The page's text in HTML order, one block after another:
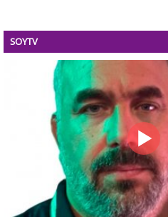
SOYTV